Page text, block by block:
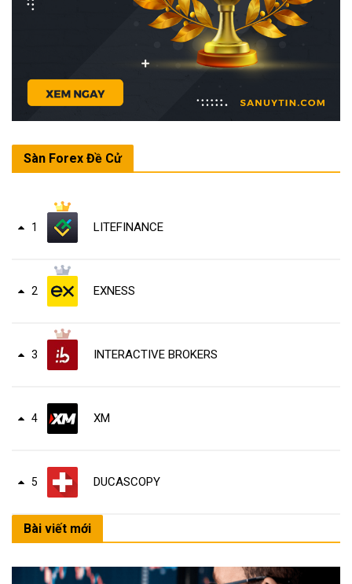
Sàn Forex Đề Cử
1 LITEFINANCE
2 EXNESS
3 INTERACTIVE BROKERS
4 XM
5 DUCASCOPY
Bài viết mới